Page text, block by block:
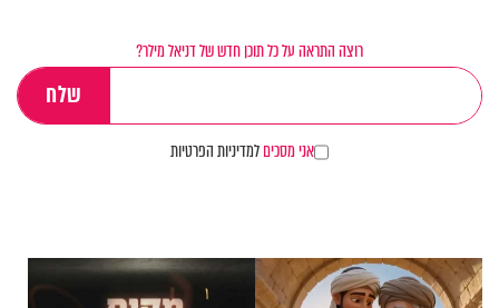
רוצה התראה על כל תוכן חדש של דניאל מילר?
אני מסכיםלמדיניות הפרטיות